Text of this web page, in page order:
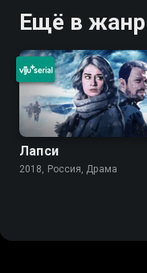
Ещё в
Лапси
2018, Россия, Драма